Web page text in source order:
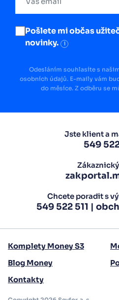
Pošlete mi občas
novinky.
i
Odesláním souhlasíte s
osobních údajů. E-maily vám
do měsíce. Z odběru se
Jste klient a
549
Chcete poradit s
549 522 511 |
Komplety Money S3
Blog Money
Kontakty